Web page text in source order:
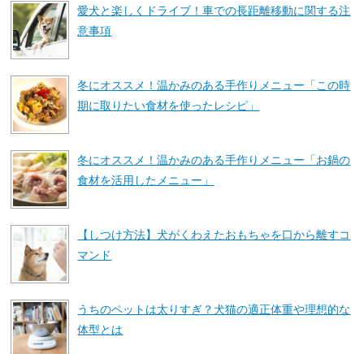
愛犬と楽しくドライブ！車での長距離移動に関する注
意事項
冬にオススメ！温かみのある手作りメニュー「この時
期に取りたい食材を使ったレシピ」
冬にオススメ！温かみのある手作りメニュー「お鍋の
食材を活用したメニュー」
【しつけ方法】犬がくわえたおもちゃを口から離すコ
マンド
うちのペットは太りすぎ？犬猫の適正体重や理想的な
体型とは